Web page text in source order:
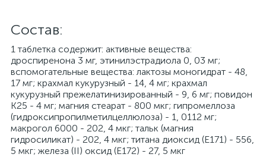
Cостав:
1 таблетка содержит: активные вещества:
дроспиренона 3 мг, этинилэстрадиола 0, 03 мг;
вспомогательные вещества: лактозы моногидрат - 48,
17 мг; крахмал кукурузный - 14, 4 мг; крахмал
кукурузный прежелатинизированный - 9, 6 мг; повидон
К25 - 4 мг; магния стеарат - 800 мкг; гипромеллоза
(гидроксипропилметилцеллюлоза) - 1, 0112 мг;
макрогол 6000 - 202, 4 мкг; тальк (магния
гидросиликат) - 202, 4 мкг; титана диоксид (Е171) - 556,
5 мкг; железа (II) оксид (Е172) - 27, 5 мкг